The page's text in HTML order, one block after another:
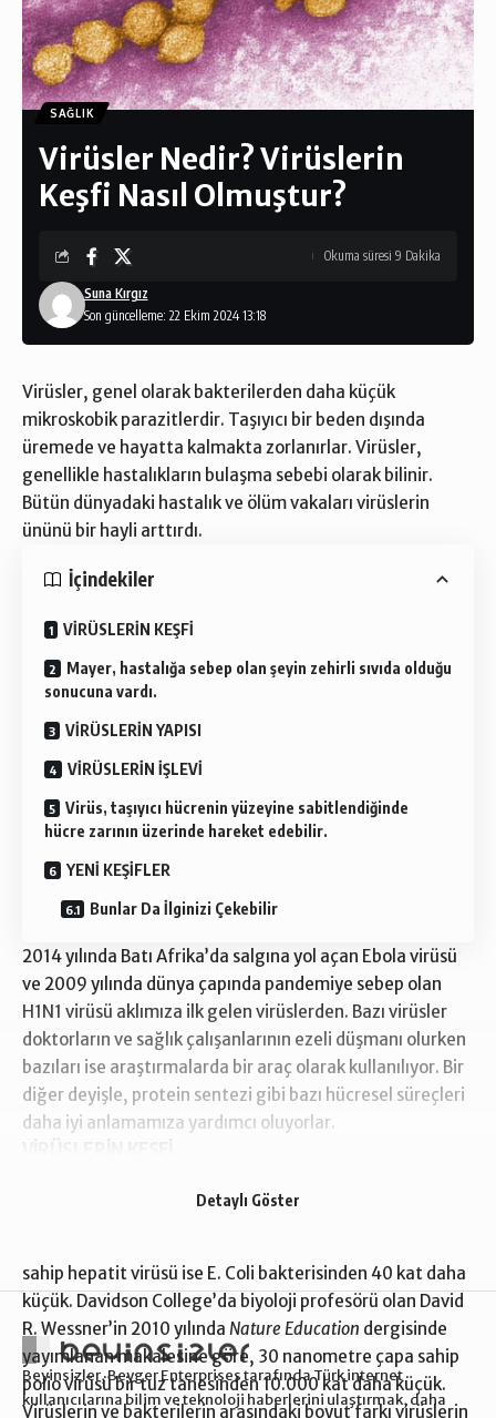
SAĞLIK
Virüsler Nedir? Virüslerin
Keşfi Nasıl Olmuştur?
Son güncelleme: 22 Ekim 2024 13:18
Suna Kırgız
Okuma süresi 9 Dakika
Virüsler, genel olarak bakterilerden daha küçük
mikroskobik parazitlerdir. Taşıyıcı bir beden dışında
üremede ve hayatta kalmakta zorlanırlar. Virüsler,
genellikle hastalıkların bulaşma sebebi olarak bilinir.
Bütün dünyadaki hastalık ve ölüm vakaları virüslerin
ününü bir hayli arttırdı.
İçindekiler
VİRÜSLERİN KEŞFİ
Mayer, hastalığa sebep olan şeyin zehirli sıvıda olduğu
sonucuna vardı.
VİRÜSLERİN YAPISI
VİRÜSLERİN İŞLEVİ
Virüs, taşıyıcı hücrenin yüzeyine sabitlendiğinde
hücre zarının üzerinde hareket edebilir.
YENİ KEŞİFLER
Bunlar Da İlginizi Çekebilir
2014 yılında Batı Afrika’da salgına yol açan Ebola virüsü
ve 2009 yılında dünya çapında pandemiye sebep olan
H1N1 virüsü aklımıza ilk gelen virüslerden. Bazı virüsler
doktorların ve sağlık çalışanlarının ezeli düşmanı olurken
bazıları ise araştırmalarda bir araç olarak kullanılıyor. Bir
diğer deyişle, protein sentezi gibi bazı hücresel süreçleri
daha iyi anlamamıza yardımcı oluyorlar.
Virüsler çoğu bakterilere kıyasla ne kadar küçük?
sahip hepatit virüsü ise E. Coli bakterisinden 40 kat daha
küçük. Davidson College’da biyoloji profesörü olan David
R. Wessner’in 2010 yılında Nature Education dergisinde
yayımlanan makalesine göre, 30 nanometre çapa sahip
polio virüsü bir tuz tanesinden 10.000 kat daha küçük.
Virüslerin ve bakterilerin arasındaki boyut farkı virüslerin
Detaylı Göster
Beyinsizler, Beyger Enterprises tarafında Türk internet
kullanıcılarına bilim ve teknoloji haberlerini ulaştırmak, daha